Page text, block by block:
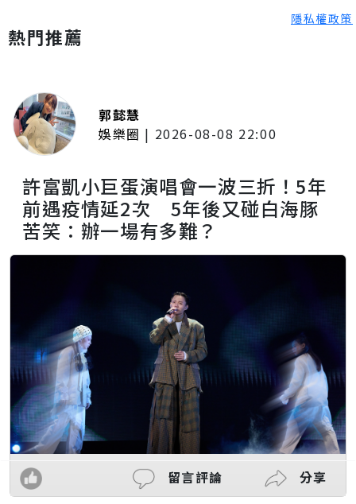
隱私權政策
熱門推薦
郭懿慧
娛樂圈 | 2026-08-08 22:00
許富凱小巨蛋演唱會一波三折！5年
前遇疫情延2次 5年後又碰白海豚
苦笑：辦一場有多難？
留言評論 分享